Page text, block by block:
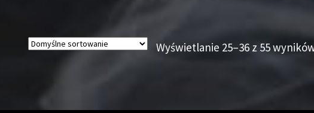
Wyświetlanie 25–36 z 55